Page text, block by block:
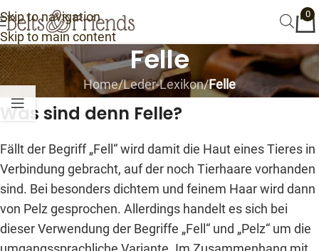
Skip to navigation
Skip to main content
0
Felle
Home/Leder-Lexikon/Felle
Was sind denn Felle?
Fällt der Begriff „Fell“ wird damit die Haut eines Tieres in
Verbindung gebracht, auf der noch Tierhaare vorhanden
sind. Bei besonders dichtem und feinem Haar wird dann
von Pelz gesprochen. Allerdings handelt es sich bei
dieser Verwendung der Begriffe „Fell“ und „Pelz“ um die